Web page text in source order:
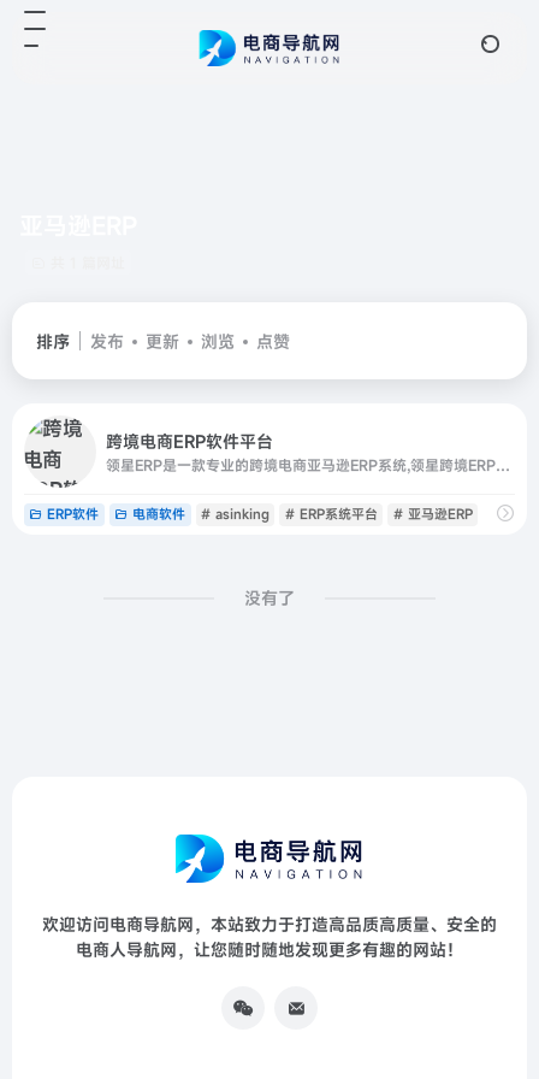
排序 发布 更新 浏览 点赞
跨境电商ERP软件平台
领星ERP是一款专业的跨境电商亚马逊ERP系统,领星跨境ERP致力于帮助亚马逊卖家增效降本,提高效率.领星跨境电商ERP系统致力从运营,供应链,财务等多个模块出发提供精细化运营和业财一体化的解决方案.
ERP软件 电商软件 # asinking # ERP系统平台 # 亚马逊ERP
没有了
欢迎访问电商导航网，本站致力于打造高品质高质量、安全的
电商人导航网，让您随时随地发现更多有趣的网站！